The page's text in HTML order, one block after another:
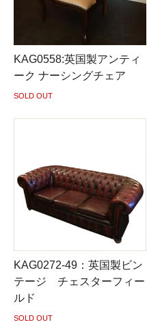
KAG0558:英国製アンティ
ーク ナーシングチェア
SOLD OUT
KAG0272-49：英国製ビン
テージ チェスターフィー
ルド
SOLD OUT